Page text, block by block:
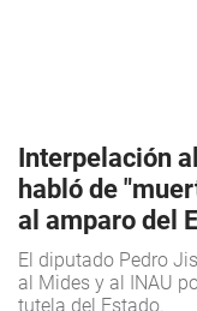
Interpelación
habló de
al amparo del
El diputado Pedro
al Mides y al INAU
tutela del Estado.